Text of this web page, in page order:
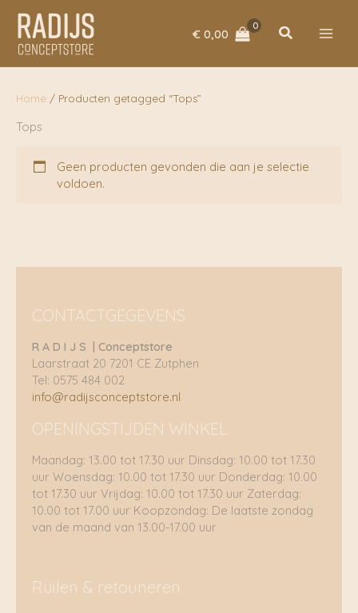
naar
inhoud
€ 0,00 Zoeken
Home / Producten getagged “Tops”
Tops
Geen producten gevonden die aan je selectie
voldoen.
CONTACTGEGEVENS
R A D I J S | Conceptstore
Laarstraat 20 7201 CE Zutphen
Tel: 0575 484 002
info@radijsconceptstore.nl
OPENINGSTIJDEN WINKEL
Maandag: 13.00 tot 17.30 uur Dinsdag: 10.00 tot 17.30
uur Woensdag: 10.00 tot 17.30 uur Donderdag: 10.00
tot 17.30 uur Vrijdag: 10.00 tot 17.30 uur Zaterdag:
10.00 tot 17.00 uur Koopzondag: De laatste zondag
van de maand van 13.00-17.00 uur
Ruilen & retouneren